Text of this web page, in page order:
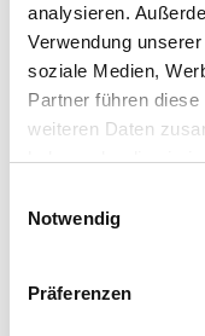
analysieren.
Verwendung
soziale Medien,
Partner führen
weiteren Daten
haben oder die sie
Notwendig
Präferenzen
Döllken Cubu 60
2,50mt
flex life (5012)
2003-002204
Bitte einloggen, um